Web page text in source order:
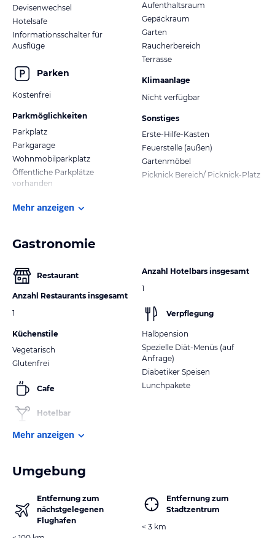
Devisenwechsel
Hotelsafe
Informationsschalter für
Ausflüge
Parken
Kostenfrei
Parkmöglichkeiten
Parkplatz
Parkgarage
Wohnmobilparkplatz
Öffentliche Parkplätze
vorhanden
Aufenthaltsraum
Gepäckraum
Garten
Raucherbereich
Terrasse
Klimaanlage
Nicht verfügbar
Sonstiges
Erste-Hilfe-Kasten
Feuerstelle (außen)
Gartenmöbel
Picknick Bereich/ Picknick-Platz
Mehr anzeigen
Gastronomie
Restaurant
Anzahl Restaurants insgesamt
1
Küchenstile
Vegetarisch
Glutenfrei
Cafe
Hotelbar
Anzahl Hotelbars insgesamt
1
Verpflegung
Halbpension
Spezielle Diät-Menüs (auf
Anfrage)
Diabetiker Speisen
Lunchpakete
Mehr anzeigen
Umgebung
Entfernung zum
nächstgelegenen
Flughafen
Entfernung zum
Stadtzentrum
< 3 km